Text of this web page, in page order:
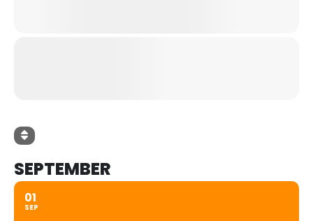
SEPTEMBER
01
SEP